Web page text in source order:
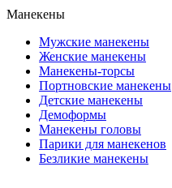
Манекены
Мужские манекены
Женские манекены
Манекены-торсы
Портновские манекены
Детские манекены
Демоформы
Манекены головы
Парики для манекенов
Безликие манекены